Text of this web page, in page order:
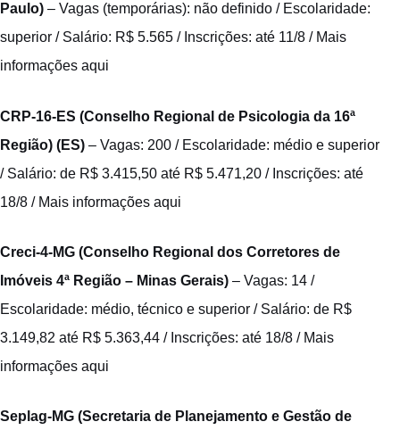
Paulo) – Vagas (temporárias): não definido / Escolaridade:
superior / Salário: R$ 5.565 / Inscrições: até 11/8 / Mais
informações aqui
CRP-16-ES (Conselho Regional de Psicologia da 16ª
Região) (ES) – Vagas: 200 / Escolaridade: médio e superior
/ Salário: de R$ 3.415,50 até R$ 5.471,20 / Inscrições: até
18/8 / Mais informações aqui
Creci-4-MG (Conselho Regional dos Corretores de
Imóveis 4ª Região – Minas Gerais) – Vagas: 14 /
Escolaridade: médio, técnico e superior / Salário: de R$
3.149,82 até R$ 5.363,44 / Inscrições: até 18/8 / Mais
informações aqui
Seplag-MG (Secretaria de Planejamento e Gestão de